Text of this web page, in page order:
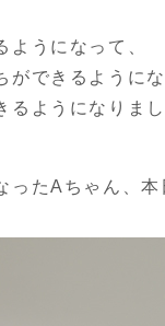
ようになって、
ができるようにな
るようになりま
ったAちゃん、